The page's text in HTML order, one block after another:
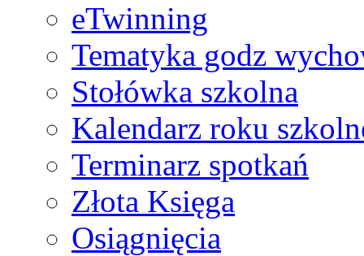
eTwinning
Tematyka godz
Stołówka szkolna
Kalendarz roku
Terminarz spotkań
Złota Księga
Osiągnięcia